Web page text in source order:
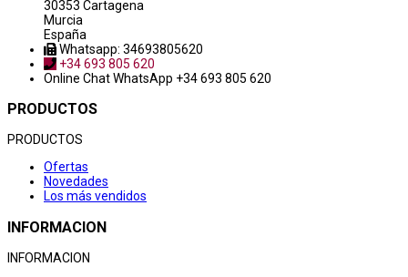
30353 Cartagena
Murcia
España
Whatsapp: 34693805620
+34 693 805 620
Online ChatWhatsApp +34 693 805 620
PRODUCTOS
PRODUCTOS
Ofertas
Novedades
Los más vendidos
INFORMACION
INFORMACION